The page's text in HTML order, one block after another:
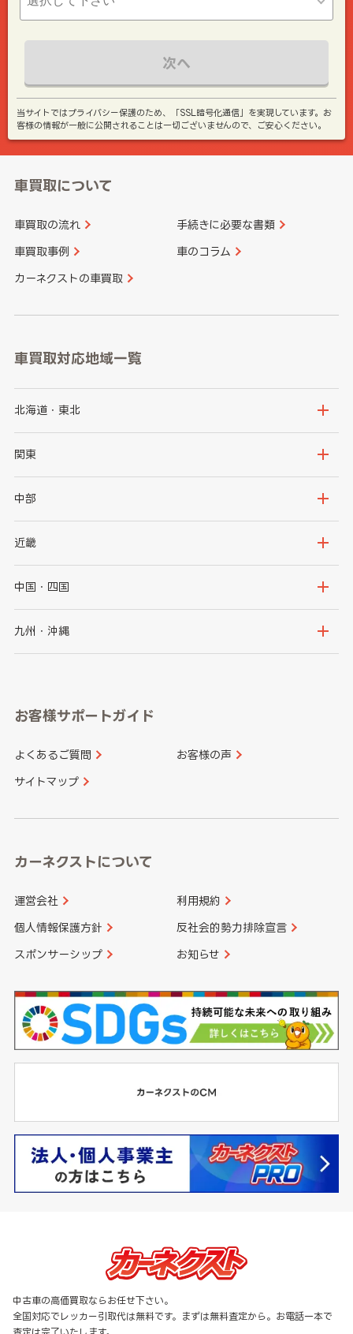
次へ
当サイトではプライバシー保護のため、「SSL暗号化通信」を実現しています。お
客様の情報が一般に公開されることは一切ございませんので、ご安心ください。
車買取について
車買取の流れ 手続きに必要な書類
車買取事例 車のコラム
カーネクストの車買取
車買取対応地域一覧
北海道・東北
北海道
岩手県
秋田県
関東
茨城県
群馬県
千葉県
中部
新潟県
石川県
山梨県
愛知県
近畿
大阪府
京都府
和歌山県
中国・四国
鳥取県
山口県
香川県 愛媛県
九州・沖縄
長崎県
大分県 宮崎県
お客様サポートガイド
よくあるご質問 お客様の声
サイトマップ
カーネクストについて
運営会社 利用規約
個人情報保護方針 反社会的勢力排除宣言
スポンサーシップ お知らせ
中古車の高価買取ならお任せ下さい。
全国対応でレッカー引取代は無料です。まずは無料査定から。お電話一本で
査定は完了いたします。